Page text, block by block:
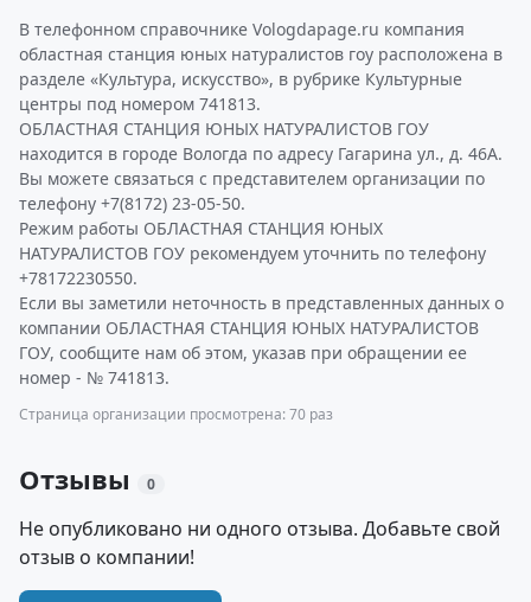
В телефонном справочнике Vologdapage.ru компания
областная станция юных натуралистов гоу расположена в
разделе «Культура, искусство», в рубрике Культурные
центры под номером 741813.
ОБЛАСТНАЯ СТАНЦИЯ ЮНЫХ НАТУРАЛИСТОВ ГОУ
находится в городе Вологда по адресу Гагарина ул., д. 46А.
Вы можете связаться с представителем организации по
телефону +7(8172) 23-05-50.
Режим работы ОБЛАСТНАЯ СТАНЦИЯ ЮНЫХ
НАТУРАЛИСТОВ ГОУ рекомендуем уточнить по телефону
+78172230550.
Если вы заметили неточность в представленных данных о
компании ОБЛАСТНАЯ СТАНЦИЯ ЮНЫХ НАТУРАЛИСТОВ
ГОУ, сообщите нам об этом, указав при обращении ее
номер - № 741813.
Страница организации просмотрена: 70 раз
Отзывы 0
Не опубликовано ни одного отзыва. Добавьте свой
отзыв о компании!